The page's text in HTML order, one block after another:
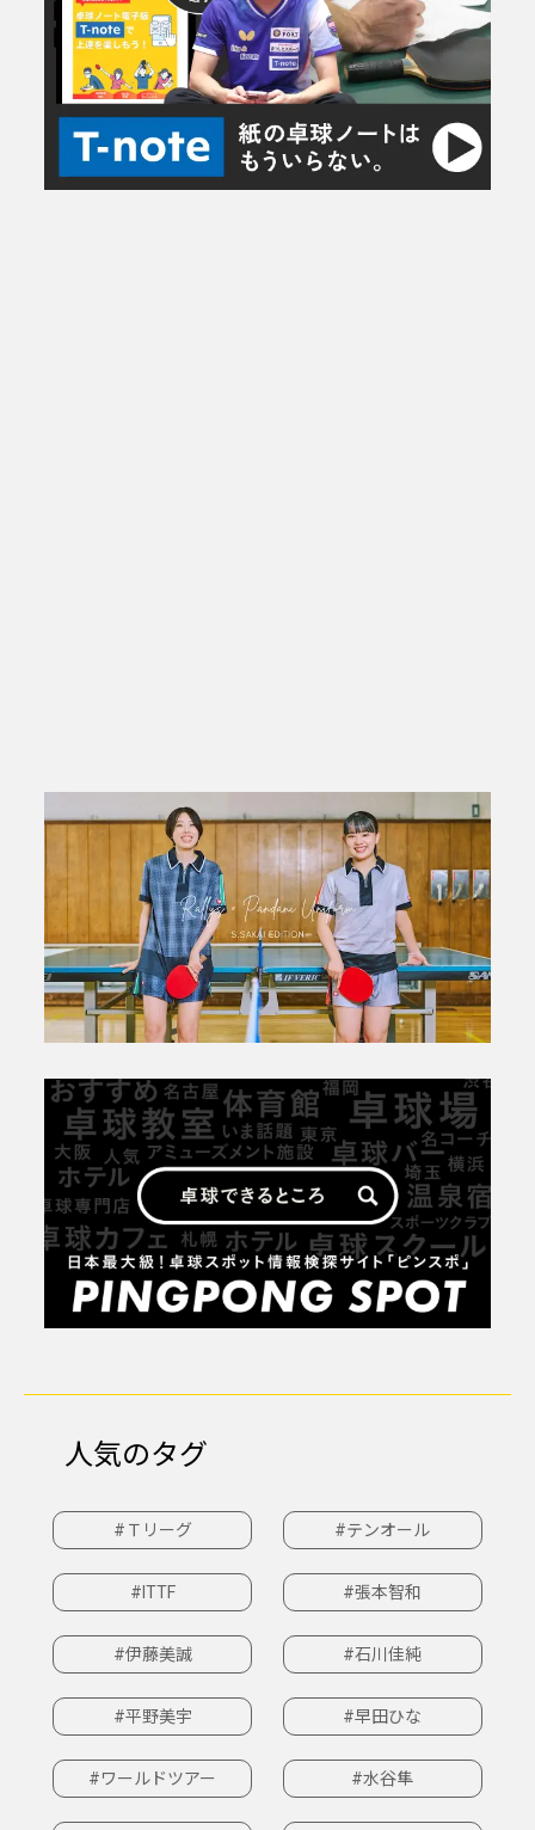
人気のタグ
#Ｔリーグ #テンオール
#ITTF #張本智和
#伊藤美誠 #石川佳純
#平野美宇 #早田ひな
#ワールドツアー #水谷隼